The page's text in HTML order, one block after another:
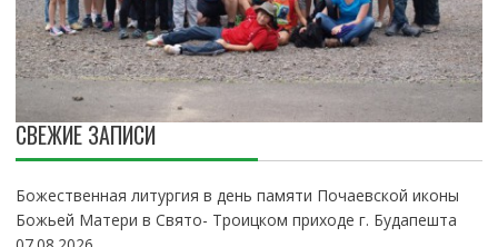
СВЕЖИЕ ЗАПИСИ
Божественная литургия в день памяти Почаевской иконы
Божьей Матери в Свято- Троицком приходе г. Будапешта